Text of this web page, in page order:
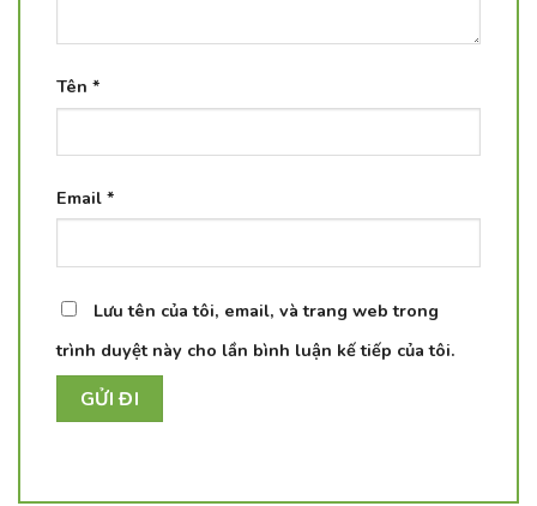
Tên *
Email *
Lưu tên của tôi, email, và trang web trong
trình duyệt này cho lần bình luận kế tiếp của tôi.